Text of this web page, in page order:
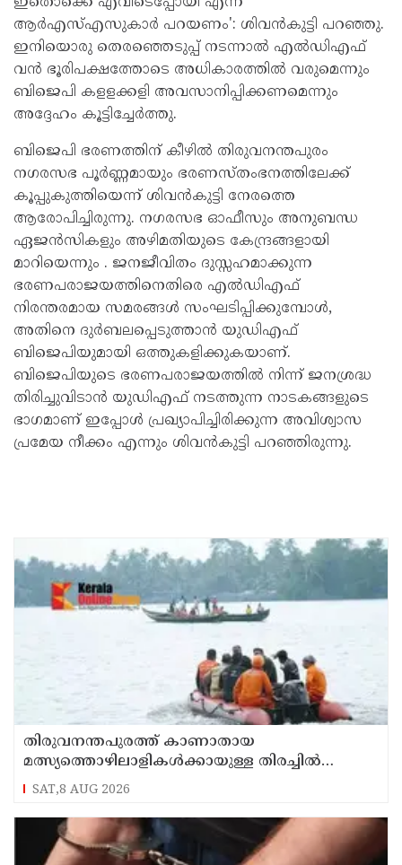
ആര്‍എസ്എസുകാര്‍ പറയണം': ശിവന്‍കുട്ടി പറഞ്ഞു.
ഇനിയൊരു തെരഞ്ഞെടുപ്പ് നടന്നാല്‍ എല്‍ഡിഎഫ്
വന്‍ ഭൂരിപക്ഷത്തോടെ അധികാരത്തില്‍ വരുമെന്നും
ബിജെപി കളളക്കളി അവസാനിപ്പിക്കണമെന്നും
അദ്ദേഹം കൂട്ടിച്ചേര്‍ത്തു.
ബിജെപി ഭരണത്തിന് കീഴില്‍ തിരുവനന്തപുരം
നഗരസഭ പൂര്‍ണ്ണമായും ഭരണസ്തംഭനത്തിലേക്ക്
കൂപ്പുകുത്തിയെന്ന് ശിവന്‍കുട്ടി നേരത്തെ
ആരോപിച്ചിരുന്നു. നഗരസഭ ഓഫീസും അനുബന്ധ
ഏജന്‍സികളും അഴിമതിയുടെ കേന്ദ്രങ്ങളായി
മാറിയെന്നും . ജനജീവിതം ദുസ്സഹമാക്കുന്ന
ഭരണപരാജയത്തിനെതിരെ എല്‍ഡിഎഫ്
നിരന്തരമായ സമരങ്ങള്‍ സംഘടിപ്പിക്കുമ്പോള്‍,
അതിനെ ദുര്‍ബലപ്പെടുത്താന്‍ യുഡിഎഫ്
ബിജെപിയുമായി ഒത്തുകളിക്കുകയാണ്.
ബിജെപിയുടെ ഭരണപരാജയത്തില്‍ നിന്ന് ജനശ്രദ്ധ
തിരിച്ചുവിടാന്‍ യുഡിഎഫ് നടത്തുന്ന നാടകങ്ങളുടെ
ഭാഗമാണ് ഇപ്പോള്‍ പ്രഖ്യാപിച്ചിരിക്കുന്ന അവിശ്വാസ
പ്രമേയ നീക്കം എന്നും ശിവന്‍കുട്ടി പറഞ്ഞിരുന്നു.
തിരുവനന്തപുരത്ത് കാണാതായ
മത്സ്യത്തൊഴിലാളികള്‍ക്കായുള്ള തിരച്ചില്‍
പുലര്‍ച്ചെ തുടങ്ങി
SAT,8 AUG 2026